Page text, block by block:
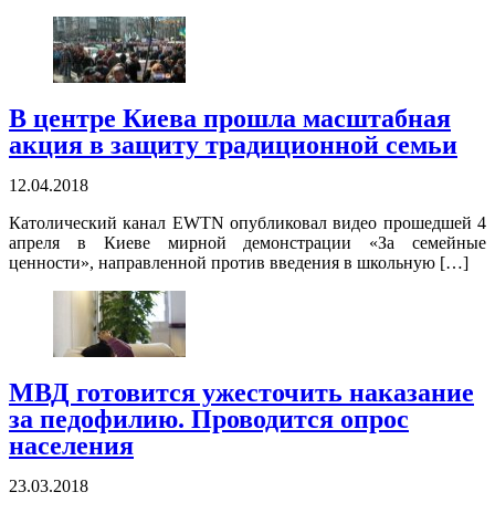
В центре Киева прошла масштабная
акция в защиту традиционной семьи
12.04.2018
Католический канал EWTN опубликовал видео прошедшей 4
апреля в Киеве мирной демонстрации «За семейные
ценности», направленной против введения в школьную […]
МВД готовится ужесточить наказание
за педофилию. Проводится опрос
населения
23.03.2018